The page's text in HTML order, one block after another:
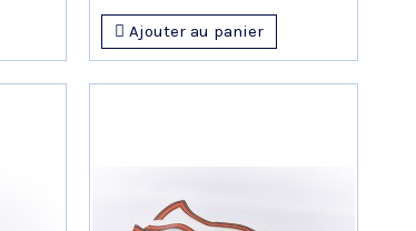
Ajouter au panier